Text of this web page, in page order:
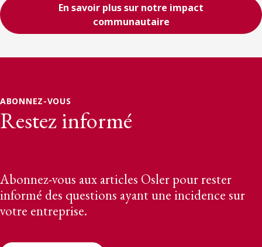
En savoir plus sur notre impact
communautaire
ABONNEZ-VOUS
Restez informé
Abonnez-vous aux articles Osler pour rester
informé des questions ayant une incidence sur
votre entreprise.